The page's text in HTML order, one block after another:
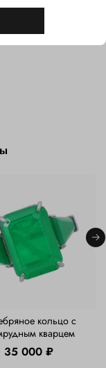
(Fancy Pink)
45 000 ₽
кольцо с
кварцем
35 000 ₽